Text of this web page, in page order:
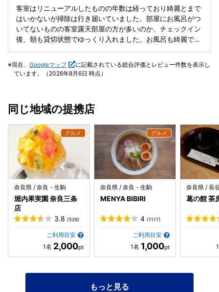
ければならないのか。スタッフのそっけない態度を含め、お
もてなしの心は皆無です。 結論として、大切なお金と時間を
使って「嫌な思い」を買いに行くようなものでした。かつて
の良い思い出も全て台無しです。私のように後悔したくない
方は、他の宿を選ばれることを強く推奨します。
客室はリニューアルしたものの年数は経っており綺麗とまで
はいかないが掃除は行き届いていました。部屋にお風呂がつ
いてないものの客室露天部屋の方が多いのか、チェックイン
後、朝も貸切状態でゆっくり入れました。お風呂も綺麗で
って感じではないですが充分です。 無料ドリンク、ジェラー
トはかなり嬉しかったです★ただ子どもの分のジェラートチ
と景色を見に伺いたいです。
現在、 Googleマップ
に記載されている総合評価とレビュー件数を表示し
ています。（2026年8月6日 時点）
同じ地域の提携店
奈良県 / 奈良・生駒
堀内果実園 奈良三条
店
3.8 (526)
ご利用目安
2,000
奈良県 / 奈良・生駒
MENYA BIBIRI
4 (1117)
ご利用目安
1,000
奈良県 / 長
葛の館 茶
もっと見る